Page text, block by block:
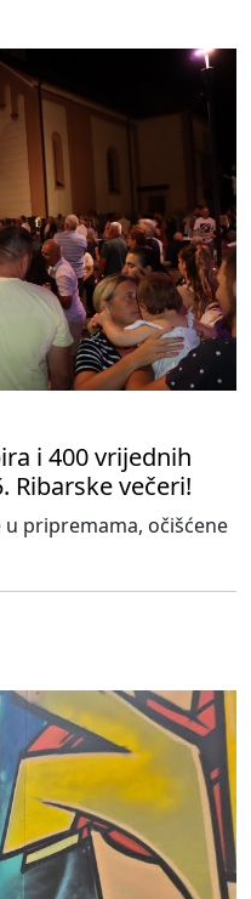
i 400 vrijednih
Ribarske večeri!
pripremama, očišćene